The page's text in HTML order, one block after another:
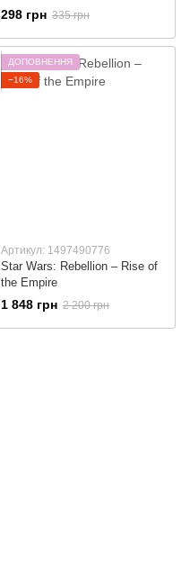
Mandalorian)
298 грн 335 грн
ДОПОВНЕННЯ
−16%
Артикул: 1497490776
Star Wars: Rebellion – Rise of
the Empire
1 848 грн 2 200 грн